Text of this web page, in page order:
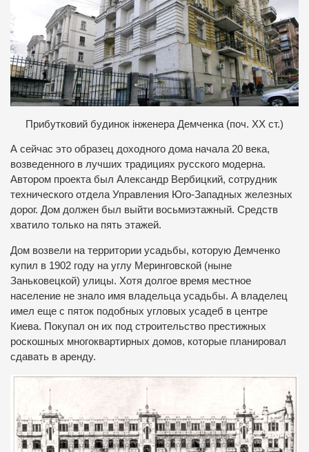
Прибутковий будинок інженера Демченка (поч. ХХ ст.)
А сейчас это образец доходного дома начала 20 века,
возведенного в лучших традициях русского модерна.
Автором проекта был Александр Вербицкий, сотрудник
технического отдела Управления Юго-Западных железных
дорог. Дом должен был выйти восьмиэтажный. Средств
хватило только на пять этажей.
Дом возвели на территории усадьбы, которую Демченко
купил в 1902 году на углу Меринговской (ныне
Заньковецкой) улицы. Хотя долгое время местное
население не знало имя владельца усадьбы. А владелец
имел еще с пяток подобных угловых усадеб в центре
Киева. Покупал он их под строительство престижных
роскошных многоквартирных домов, которые планировал
сдавать в аренду.